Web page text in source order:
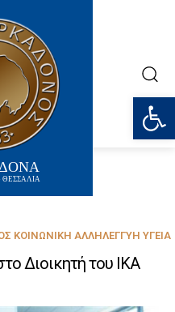
ΘΕΣΣΑΛΙΑ
ΚΟΙΝΩΝΙΚΉ ΑΛΛΗΛΕΓΓΎΗ ΥΓΕΊΑ
Διοικητή του ΙΚΑ